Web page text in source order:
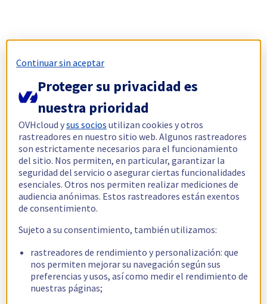
Continuar sin aceptar
Proteger su privacidad es
nuestra prioridad
OVHcloud ysus socios utilizan cookies y otros
rastreadores en nuestro sitio web. Algunos rastreadores
son estrictamente necesarios para el funcionamiento
del sitio. Nos permiten, en particular, garantizar la
seguridad del servicio o asegurar ciertas funcionalidades
esenciales. Otros nos permiten realizar mediciones de
audiencia anónimas. Estos rastreadores están exentos
de consentimiento.
Sujeto a su consentimiento, también utilizamos:
rastreadores de rendimiento y personalización: que
nos permiten mejorar su navegación según sus
preferencias y usos, así como medir el rendimiento de
nuestras páginas;